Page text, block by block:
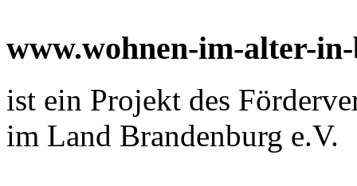
www.wohnen-im-alter-
ist ein Projekt des
im Land Brandenburg e.V.